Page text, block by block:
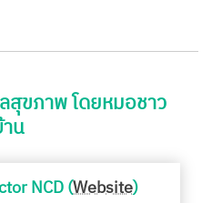
สุขภาพ โดยหมอชาว
น
NCD (Website)